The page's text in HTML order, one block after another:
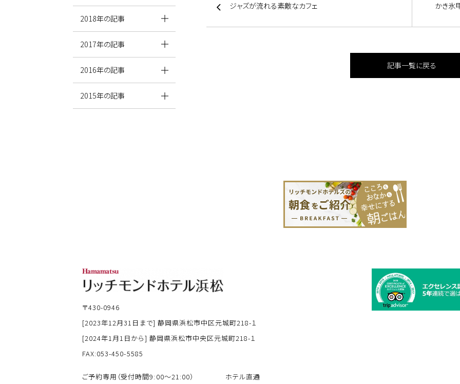
ジャズが流れる素敵なカフェ かき氷
記事一覧に戻る
2018年の記事
2017年の記事
2016年の記事
2015年の記事
〒430-0946
[2023年12月31日まで] 静岡県浜松市中区元城町218-１
[2024年1月1日から] 静岡県浜松市中央区元城町218-１
FAX:053-450-5585
ご予約専用（受付時間9:00～21:00） ホテル直通